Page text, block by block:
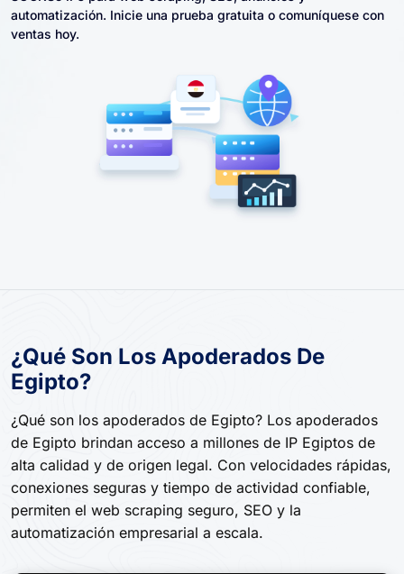
automatización. Inicie una prueba gratuita o comuníquese con
ventas hoy.
¿Qué Son Los Apoderados De
Egipto?
¿Qué son los apoderados de Egipto? Los apoderados
de Egipto brindan acceso a millones de IP Egiptos de
alta calidad y de origen legal. Con velocidades rápidas,
conexiones seguras y tiempo de actividad confiable,
permiten el web scraping seguro, SEO y la
automatización empresarial a escala.